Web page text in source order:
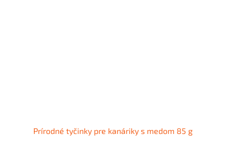
Prírodné tyčinky pre kanáriky s medom 85 g